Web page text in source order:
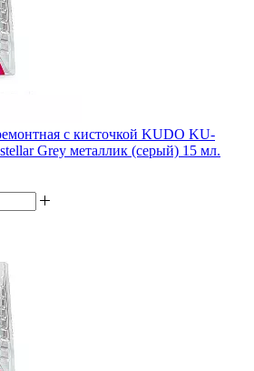
с кисточкой KUDO KU-
Grey металлик (серый) 15 мл.